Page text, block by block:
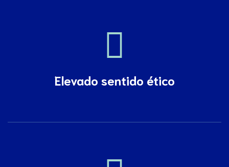
Elevado sentido ético